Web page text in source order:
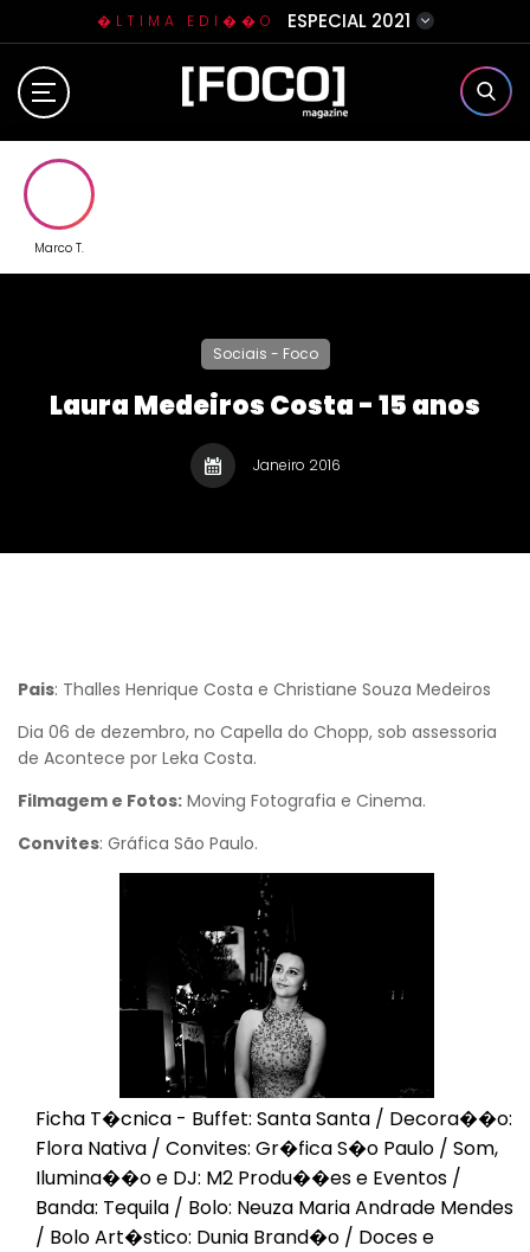
�LTIMA EDI��O ESPECIAL 2021
Home
Contato
Marco T.
Sociais - Foco
Laura Medeiros Costa - 15 anos
Janeiro 2016
Pais: Thalles Henrique Costa e Christiane Souza Medeiros
Dia 06 de dezembro, no Capella do Chopp, sob assessoria
de Acontece por Leka Costa.
Filmagem e Fotos: Moving Fotografia e Cinema.
Convites: Gráfica São Paulo.
Ficha T�cnica - Buffet: Santa Santa / Decora��o:
Flora Nativa / Convites: Gr�fica S�o Paulo / Som,
Ilumina��o e DJ: M2 Produ��es e Eventos /
Banda: Tequila / Bolo: Neuza Maria Andrade Mendes
/ Bolo Art�stico: Dunia Brand�o / Doces e